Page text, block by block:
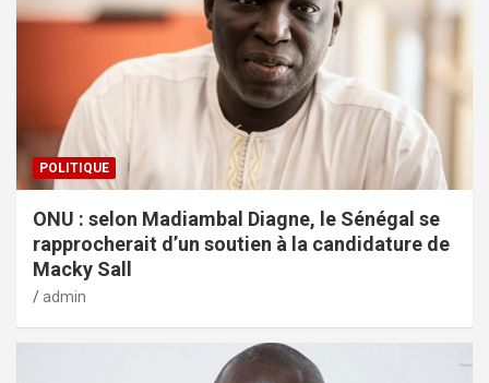
POLITIQUE
ONU : selon Madiambal Diagne, le Sénégal se
rapprocherait d’un soutien à la candidature de
Macky Sall
admin